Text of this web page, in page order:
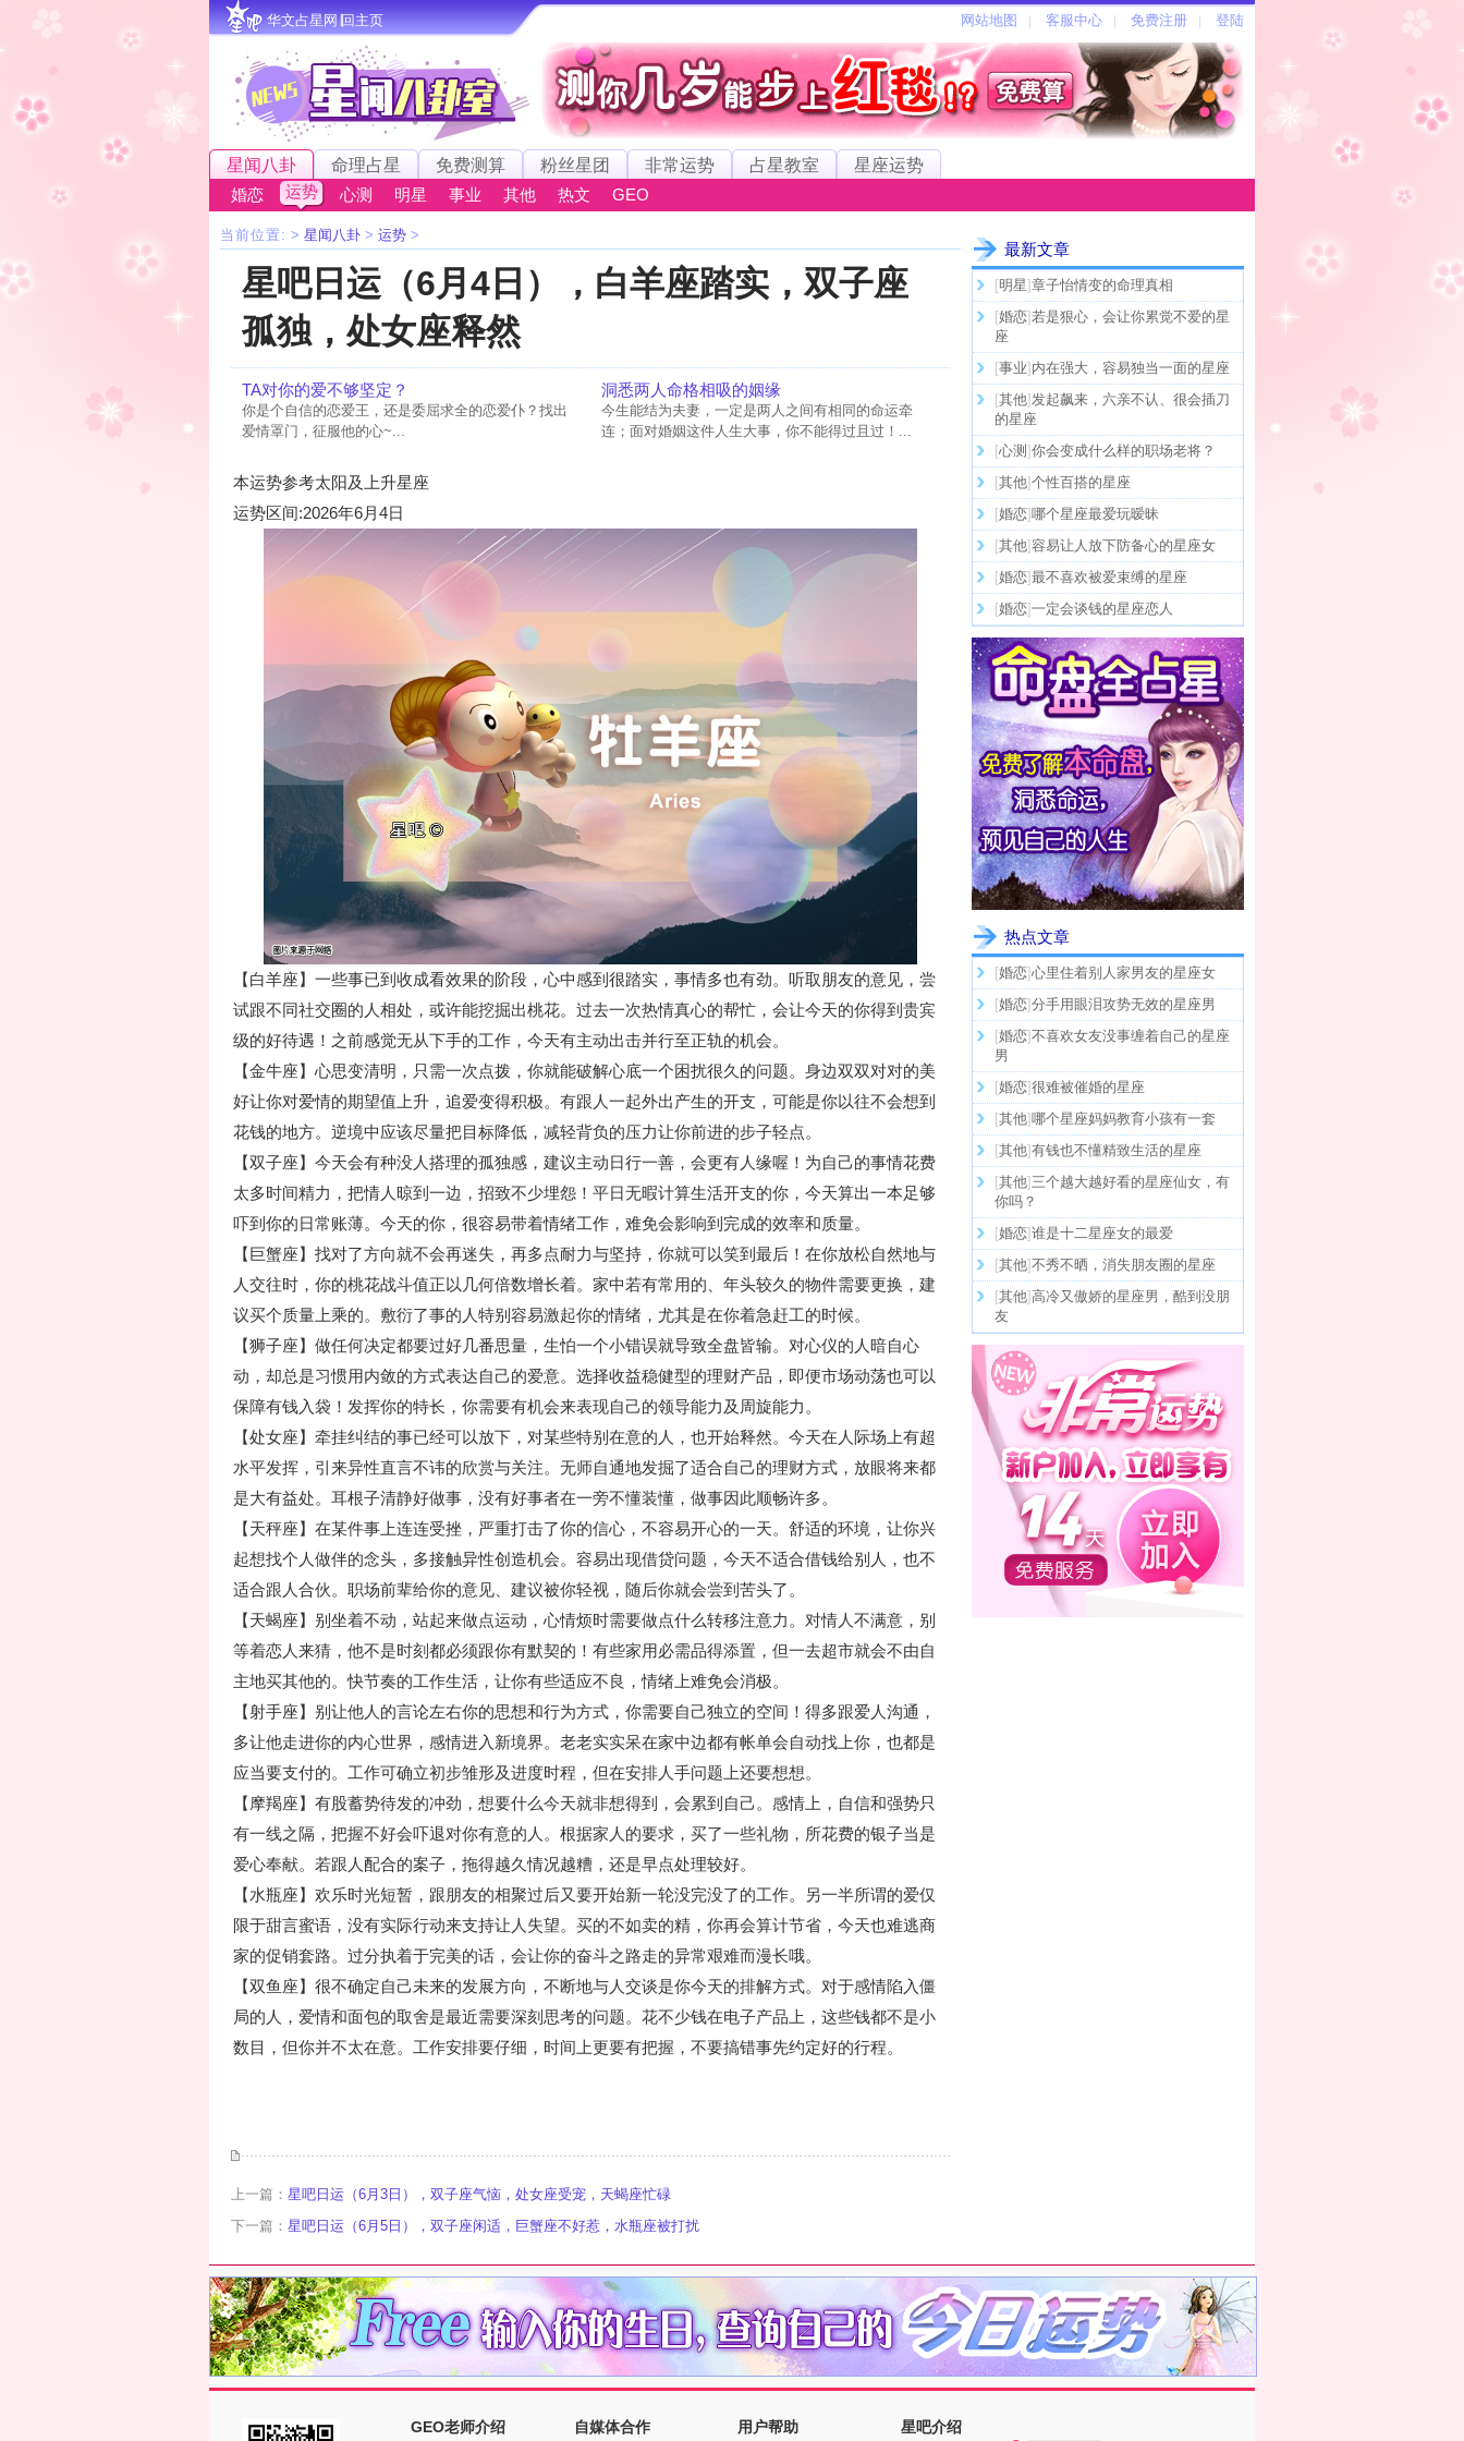
华文占星网∣回主页
星闻八卦 命理占星 免费测算 粉丝星团 非常运势 占星教室
星座运势
婚恋
运势 心测 明星 事业 其他 热文 GEO
当前位置: > 星闻八卦 > 运势 >
星吧日运（6月4日），白羊座踏实，双子座
孤独，处女座释然
TA对你的爱不够坚定？
你是个自信的恋爱王，还是委屈求全的恋爱仆？找出
爱情罩门，征服他的心~...
洞悉两人命格相吸的姻缘
今生能结为夫妻，一定是两人之间有相同的命运牵
连；面对婚姻这件人生大事，你不能得过且过！...
本运势参考太阳及上升星座
运势区间:2026年6月4日
【白羊座】一些事已到收成看效果的阶段，心中感到很踏实，事情多也有劲。听取朋友的意见，尝
试跟不同社交圈的人相处，或许能挖掘出桃花。过去一次热情真心的帮忙，会让今天的你得到贵宾
级的好待遇！之前感觉无从下手的工作，今天有主动出击并行至正轨的机会。
【金牛座】心思变清明，只需一次点拨，你就能破解心底一个困扰很久的问题。身边双双对对的美
好让你对爱情的期望值上升，追爱变得积极。有跟人一起外出产生的开支，可能是你以往不会想到
花钱的地方。逆境中应该尽量把目标降低，减轻背负的压力让你前进的步子轻点。
【双子座】今天会有种没人搭理的孤独感，建议主动日行一善，会更有人缘喔！为自己的事情花费
太多时间精力，把情人晾到一边，招致不少埋怨！平日无暇计算生活开支的你，今天算出一本足够
吓到你的日常账薄。今天的你，很容易带着情绪工作，难免会影响到完成的效率和质量。
【巨蟹座】找对了方向就不会再迷失，再多点耐力与坚持，你就可以笑到最后！在你放松自然地与
人交往时，你的桃花战斗值正以几何倍数增长着。家中若有常用的、年头较久的物件需要更换，建
议买个质量上乘的。敷衍了事的人特别容易激起你的情绪，尤其是在你着急赶工的时候。
【狮子座】做任何决定都要过好几番思量，生怕一个小错误就导致全盘皆输。对心仪的人暗自心
动，却总是习惯用内敛的方式表达自己的爱意。选择收益稳健型的理财产品，即便市场动荡也可以
保障有钱入袋！发挥你的特长，你需要有机会来表现自己的领导能力及周旋能力。
【处女座】牵挂纠结的事已经可以放下，对某些特别在意的人，也开始释然。今天在人际场上有超
水平发挥，引来异性直言不讳的欣赏与关注。无师自通地发掘了适合自己的理财方式，放眼将来都
是大有益处。耳根子清静好做事，没有好事者在一旁不懂装懂，做事因此顺畅许多。
【天秤座】在某件事上连连受挫，严重打击了你的信心，不容易开心的一天。舒适的环境，让你兴
起想找个人做伴的念头，多接触异性创造机会。容易出现借贷问题，今天不适合借钱给别人，也不
适合跟人合伙。职场前辈给你的意见、建议被你轻视，随后你就会尝到苦头了。
【天蝎座】别坐着不动，站起来做点运动，心情烦时需要做点什么转移注意力。对情人不满意，别
等着恋人来猜，他不是时刻都必须跟你有默契的！有些家用必需品得添置，但一去超市就会不由自
主地买其他的。快节奏的工作生活，让你有些适应不良，情绪上难免会消极。
【射手座】别让他人的言论左右你的思想和行为方式，你需要自己独立的空间！得多跟爱人沟通，
多让他走进你的内心世界，感情进入新境界。老老实实呆在家中边都有帐单会自动找上你，也都是
应当要支付的。工作可确立初步雏形及进度时程，但在安排人手问题上还要想想。
【摩羯座】有股蓄势待发的冲劲，想要什么今天就非想得到，会累到自己。感情上，自信和强势只
有一线之隔，把握不好会吓退对你有意的人。根据家人的要求，买了一些礼物，所花费的银子当是
爱心奉献。若跟人配合的案子，拖得越久情况越糟，还是早点处理较好。
【水瓶座】欢乐时光短暂，跟朋友的相聚过后又要开始新一轮没完没了的工作。另一半所谓的爱仅
限于甜言蜜语，没有实际行动来支持让人失望。买的不如卖的精，你再会算计节省，今天也难逃商
家的促销套路。过分执着于完美的话，会让你的奋斗之路走的异常艰难而漫长哦。
【双鱼座】很不确定自己未来的发展方向，不断地与人交谈是你今天的排解方式。对于感情陷入僵
局的人，爱情和面包的取舍是最近需要深刻思考的问题。花不少钱在电子产品上，这些钱都不是小
数目，但你并不太在意。工作安排要仔细，时间上更要有把握，不要搞错事先约定好的行程。
上一篇： 星吧日运（6月3日），双子座气恼，处女座受宠，天蝎座忙碌
下一篇： 星吧日运（6月5日），双子座闲适，巨蟹座不好惹，水瓶座被打扰
最新文章
[明星]章子怡情变的命理真相
[婚恋]若是狠心，会让你累觉不爱的星
座
[事业] 内在强大，容易独当一面的星座
[其他]发起飙来，六亲不认、很会插刀
的星座
[心测 ]你会变成什么样的职场老将？
[其他]个性百搭的星座
[婚恋]哪个星座最爱玩暧昧
[其他]容易让人放下防备心的星座女
[婚恋]最不喜欢被爱束缚的星座
[婚恋]一定会谈钱的星座恋人
热点文章
[婚恋]心里住着别人家男友的星座女
[婚恋]分手用眼泪攻势无效的星座男
[婚恋]不喜欢女友没事缠着自己的星座
男
[婚恋]很难被催婚的星座
[其他]哪个星座妈妈教育小孩有一套
[其他]有钱也不懂精致生活的星座
[其他]三个越大越好看的星座仙女，有
你吗？
[婚恋]谁是十二星座女的最爱
[其他]不秀不晒，消失朋友圈的星座
[其他]高冷又傲娇的星座男，酷到没朋
友
GEO老师介绍 自媒体合作 用户帮助 星吧介绍